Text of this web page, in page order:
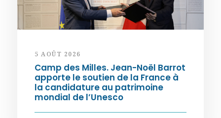
5 AOÛT 2026
Camp des Milles. Jean-Noël Barrot
apporte le soutien de la France à
la candidature au patrimoine
mondial de l’Unesco